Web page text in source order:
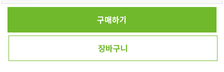
구매하기
장바구니